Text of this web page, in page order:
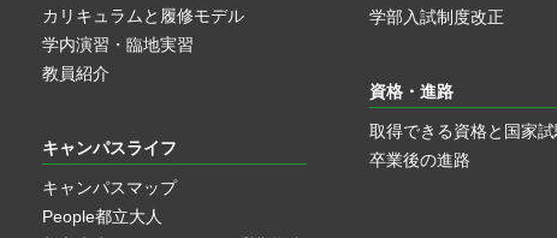
カリキュラムと履修モデル
学内演習・臨地実習
教員紹介
キャンパスライフ
キャンパスマップ
People都立大人
学部入試制度改正
資格・進路
取得できる資格と国家
卒業後の進路